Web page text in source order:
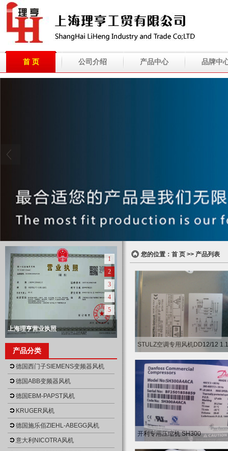
首 页 公司介绍 产品中心 品牌中
上海理亨营业执照正本
null
上海理亨营业执照
上海理亨仓库
null
上海理亨仓库
null
上海理亨仓库
null
1
2
3
4
5
产品分类
德国西门子SIEMENS变频器风机
德国ABB变频器风机
德国EBM-PAPST风机
KRUGER风机
德国施乐佰ZIEHL-ABEGG风机
意大利NICOTRA风机
您的位置： 首 页 >> 产品列表
STULZ空调专用风机DD12/12
开利专用压缩机 SH300